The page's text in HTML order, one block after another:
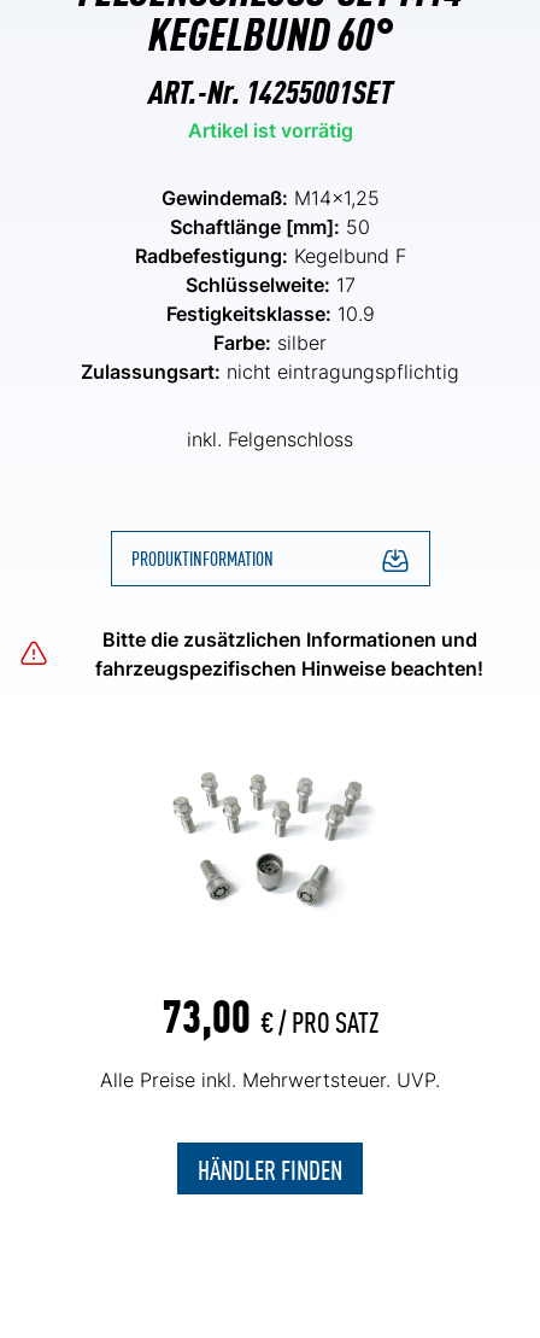
KEGELBUND 60°
ART.-Nr. 14255001SET
Artikel ist vorrätig
Gewindemaß: M14x1,25
Schaftlänge [mm]: 50
Radbefestigung: Kegelbund F
Schlüsselweite: 17
Festigkeitsklasse: 10.9
Farbe: silber
Zulassungsart: nicht eintragungspflichtig
inkl. Felgenschloss
PRODUKTINFORMATION
Bitte die zusätzlichen Informationen und
fahrzeugspezifischen Hinweise beachten!
73,00 € /PRO SATZ
Alle Preise inkl. Mehrwertsteuer. UVP.
HÄNDLER FINDEN